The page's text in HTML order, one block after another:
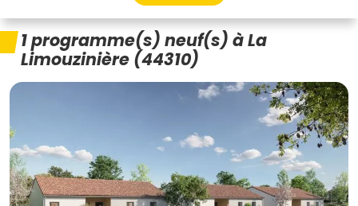
1 programme(s) neuf(s) à La
Limouzinière (44310)